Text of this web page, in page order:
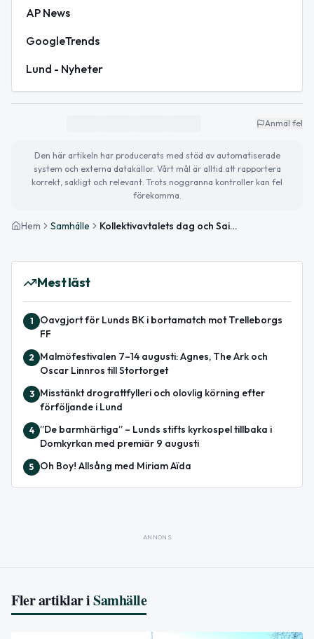
AP News
GoogleTrends
Lund - Nyheter
Anmäl fel
Den här artikeln har producerats med stöd av automatiserade
system och externa datakällor. Vårt mål är alltid att rapportera
korrekt, sakligt och relevant. Trots noggranna kontroller kan fel
förekomma.
Hem Samhälle Kollektivavtalets dag och Saint Patrick’s Day – Aktuellt i Lund
Mest läst
1
Oavgjort för Lunds BK i bortamatch mot Trelleborgs
FF
2
Malmöfestivalen 7–14 augusti: Agnes, The Ark och
Oscar Linnros till Stortorget
3
Misstänkt drograttfylleri och olovlig körning efter
förföljande i Lund
4
”De barmhärtiga” – Lunds stifts kyrkospel tillbaka i
Domkyrkan med premiär 9 augusti
5 Oh Boy! Allsång med Miriam Aïda
ANNONS
Fler artiklar iSamhälle